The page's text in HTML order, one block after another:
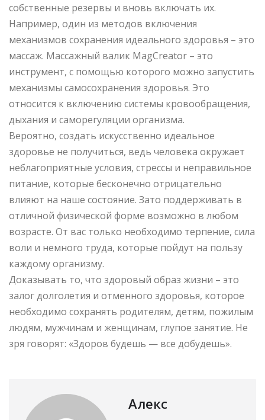
собственные резервы и вновь включать их.
Например, один из методов включения
механизмов сохранения идеального здоровья – это
массаж. Массажный валик MagCreator – это
инструмент, с помощью которого можно запустить
механизмы самосохранения здоровья. Это
относится к включению системы кровообращения,
дыхания и саморегуляции организма.
Вероятно, создать искусственно идеальное
здоровье не получиться, ведь человека окружает
неблагоприятные условия, стрессы и неправильное
питание, которые бесконечно отрицательно
влияют на наше состояние. Зато поддерживать в
отличной физической форме возможно в любом
возрасте. От вас только необходимо терпение, сила
воли и немного труда, которые пойдут на пользу
каждому организму.
Доказывать то, что здоровый образ жизни – это
залог долголетия и отменного здоровья, которое
необходимо сохранять родителям, детям, пожилым
людям, мужчинам и женщинам, глупое занятие. Не
зря говорят: «Здоров будешь — все добудешь».
Алекс